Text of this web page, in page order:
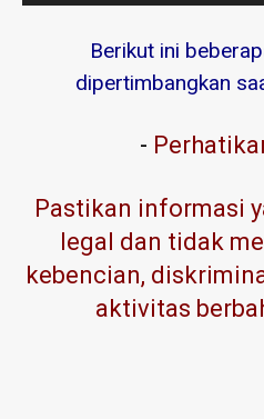
Berikut ini
dipertimbangkan
-
Pastikan informasi
legal dan tidak
kebencian,
aktivitas